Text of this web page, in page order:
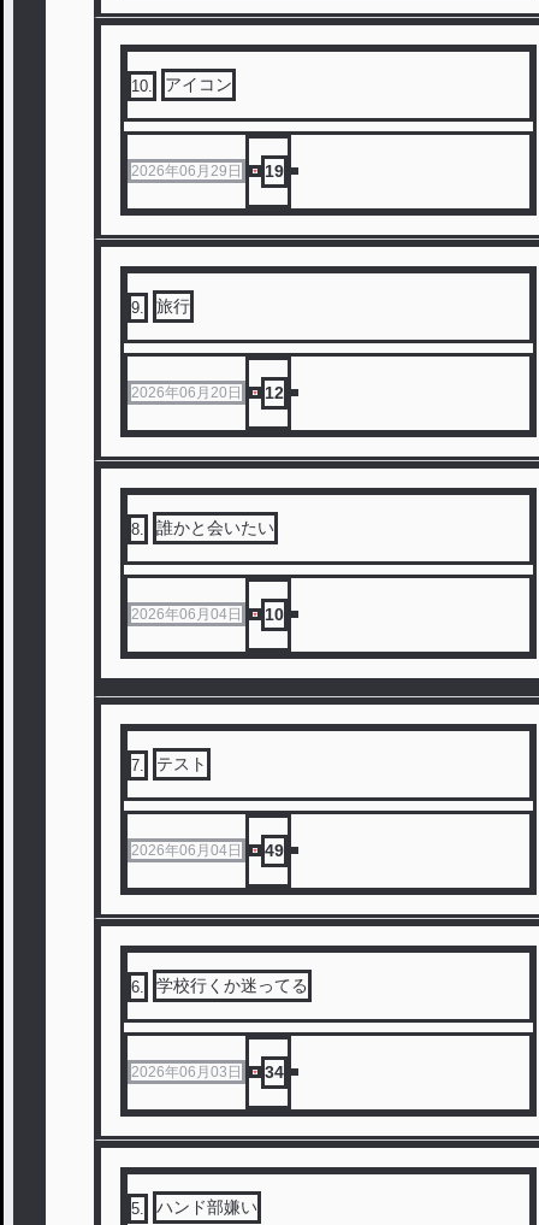
10 アイコン
2026年06月29日 19
9 旅行
2026年06月20日 12
8 誰かと会いたい
2026年06月04日 10
7 テスト
2026年06月04日 49
6 学校行くか迷ってる
2026年06月03日 34
5 ハンド部嫌い